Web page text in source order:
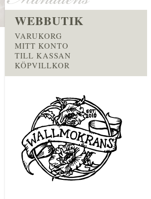
WEBBUTIK
VARUKORG
MITT KONTO
TILL KASSAN
KÖPVILLKOR